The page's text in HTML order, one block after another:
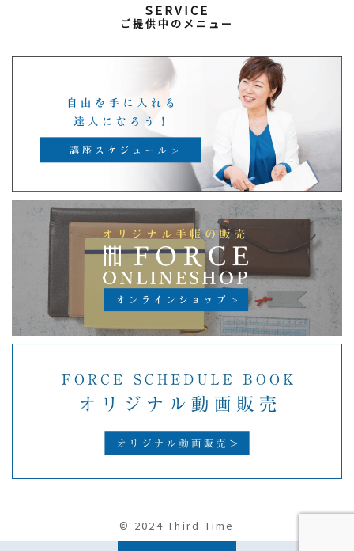
SERVICE
ご提供中のメニュー
© 2024 Third Time